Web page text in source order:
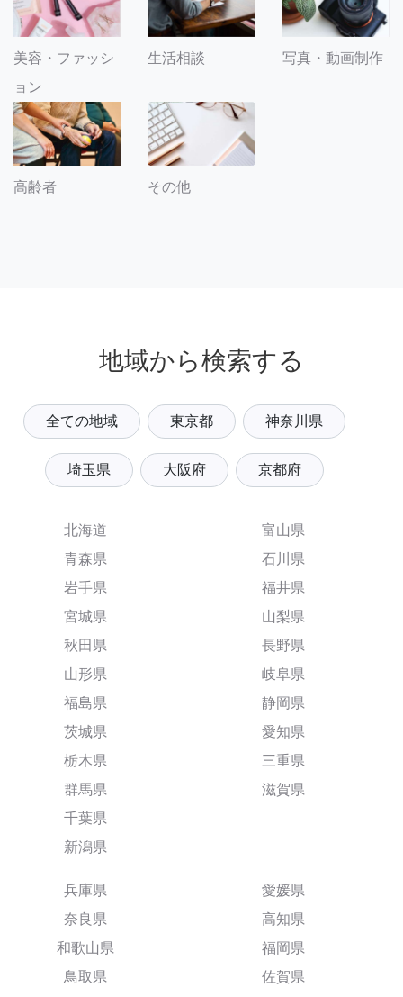
美容・ファッシ
ョン
生活相談 写真・動画制作
高齢者 その他
地域から検索する
全ての地域 東京都 神奈川県
埼玉県 大阪府 京都府
北海道
青森県
岩手県
宮城県
秋田県
山形県
福島県
茨城県
栃木県
群馬県
千葉県
新潟県
富山県
石川県
福井県
山梨県
長野県
岐阜県
静岡県
愛知県
三重県
滋賀県
兵庫県
奈良県
和歌山県
鳥取県
愛媛県
高知県
福岡県
佐賀県